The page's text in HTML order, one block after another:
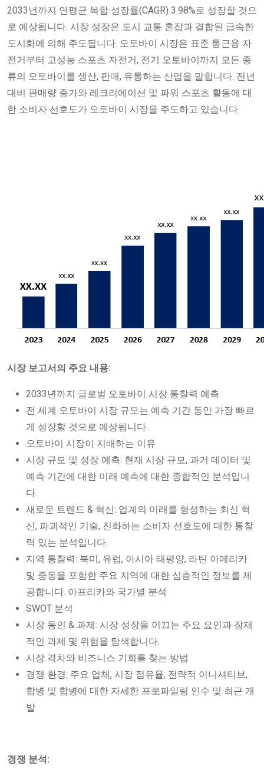
2033년까지 연평균 복합 성장률(CAGR) 3.98%로 성장할 것으
로 예상됩니다. 시장 성장은 도시 교통 혼잡과 결합된 급속한
도시화에 의해 주도됩니다. 오토바이 시장은 표준 통근용 자
전거부터 고성능 스포츠 자전거, 전기 오토바이까지 모든 종
류의 오토바이를 생산, 판매, 유통하는 산업을 말합니다. 전년
대비 판매량 증가와 레크리에이션 및 파워 스포츠 활동에 대
한 소비자 선호도가 오토바이 시장을 주도하고 있습니다.
시장 보고서의 주요 내용:
2033년까지 글로벌 오토바이 시장 통찰력 예측
전 세계 오토바이 시장 규모는 예측 기간 동안 가장 빠르
게 성장할 것으로 예상됩니다.
오토바이 시장이 지배하는 이유
시장 규모 및 성장 예측: 현재 시장 규모, 과거 데이터 및
예측 기간에 대한 미래 예측에 대한 종합적인 분석입니
다.
새로운 트렌드 & 혁신: 업계의 미래를 형성하는 최신 혁
신, 파괴적인 기술, 진화하는 소비자 선호도에 대한 통찰
력 있는 분석입니다.
지역 통찰력: 북미, 유럽, 아시아 태평양, 라틴 아메리카
및 중동을 포함한 주요 지역에 대한 심층적인 정보를 제
공합니다. 아프리카와 국가별 분석
SWOT 분석
시장 동인 & 과제: 시장 성장을 이끄는 주요 요인과 잠재
적인 과제 및 위험을 탐색합니다.
시장 격차와 비즈니스 기회를 찾는 방법
경쟁 환경: 주요 업체, 시장 점유율, 전략적 이니셔티브,
합병 및 합병에 대한 자세한 프로파일링 인수 및 최근 개
발
경쟁 분석: